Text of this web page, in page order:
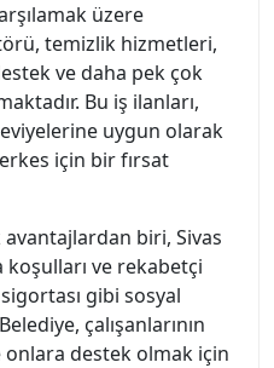
üzere
temizlik hizmetleri,
ve daha pek çok
Bu iş ilanları,
uygun olarak
için bir fırsat
biri, Sivas
koşulları ve rekabetçi
sigortası gibi sosyal
çalışanlarının
onlara destek olmak için